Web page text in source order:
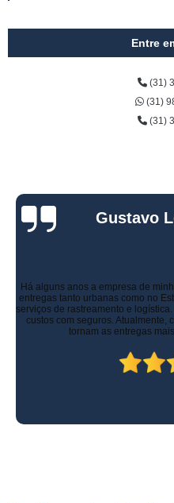
Entre
(31)
(31)
(31)
Gustavo
Há alguns anos a empresa de
entregas tanto urbanas como no
serviços de rastreamento e
custos com seguros. Atualmente,
tornam as entregas